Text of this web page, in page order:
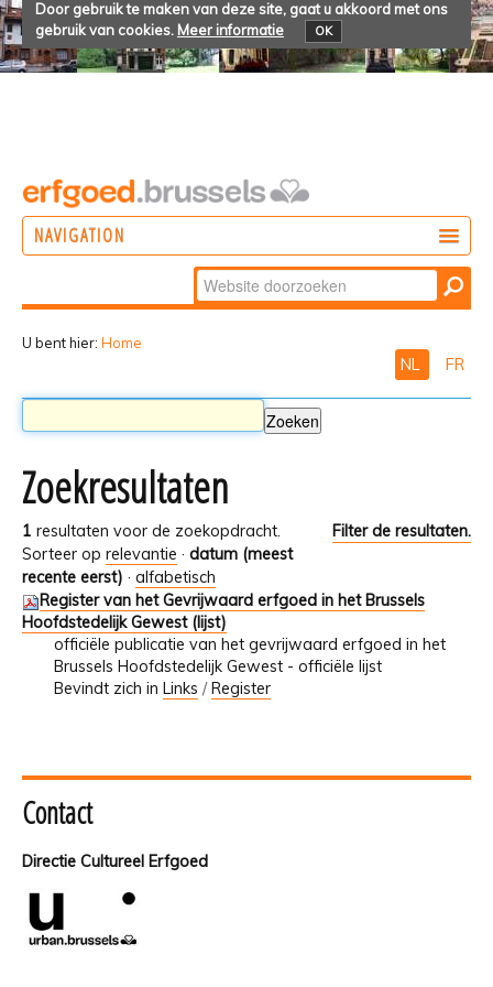
Door gebruik te maken van deze site, gaat u akkoord met ons
gebruik van cookies. Meer informatie OK
NAVIGATION
Zoek
Geavanceerd
U bent hier: Home
NL FR
Zoekresultaten
1 resultaten voor de zoekopdracht.
Filter de resultaten.
Sorteer op relevantie · datum (meest
recente eerst) · alfabetisch
Register van het Gevrijwaard erfgoed in het Brussels
Hoofdstedelijk Gewest (lijst)
officiële publicatie van het gevrijwaard erfgoed in het
Brussels Hoofdstedelijk Gewest - officiële lijst
Bevindt zich in Links /Register
Contact
Directie Cultureel Erfgoed